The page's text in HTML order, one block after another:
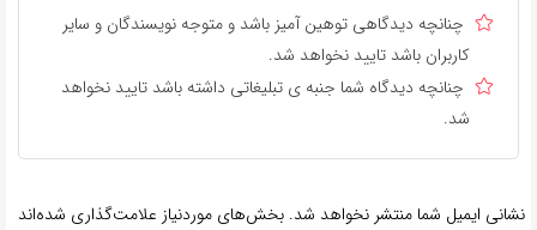
چنانچه دیدگاهی توهین آمیز باشد و متوجه نویسندگان و سایر
کاربران باشد تایید نخواهد شد.
چنانچه دیدگاه شما جنبه ی تبلیغاتی داشته باشد تایید نخواهد
شد.
نشانی ایمیل شما منتشر نخواهد شد. بخش‌های موردنیاز علامت‌گذاری شده‌اند